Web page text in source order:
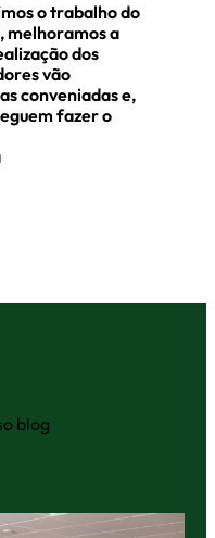
o trabalho do
melhoramos a
dos
vão
conveniadas e,
fazer o
blog